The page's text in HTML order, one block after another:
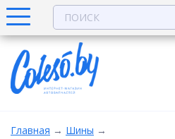
Главная → Шины →